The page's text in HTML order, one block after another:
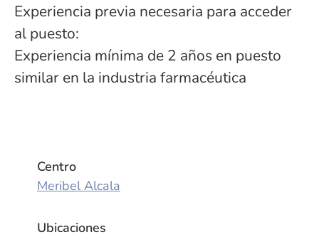
Experiencia previa necesaria para acceder
al puesto:
Experiencia mínima de 2 años en puesto
similar en la industria farmacéutica
Centro
Meribel Alcala
Ubicaciones